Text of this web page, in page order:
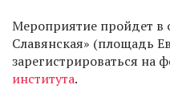
Мероприятие пройдет в
Славянская» (площадь
зарегистрироваться на
института.